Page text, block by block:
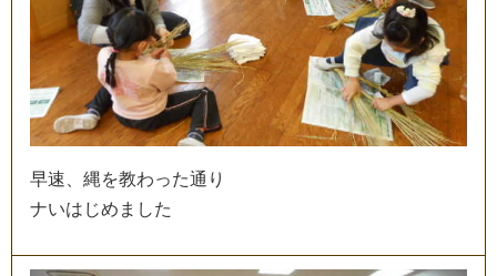
早速 縄を教わった通 り
ナいは じめ ま した